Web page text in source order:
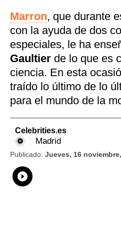
Marron, que durante
con la ayuda de dos
especiales, le ha
Gaultier de lo que es
ciencia. En esta
traído lo último de lo
para el mundo de la
Celebrities.es
Madrid
Publicado: Jueves, 16
Whatsapp
Compartir